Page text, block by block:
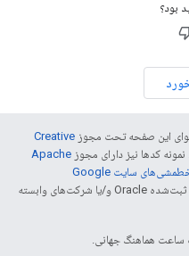
بود؟
این صفحه تحت مجوز Creative
کدها نیز دارای مجوز Apache
خطمشی‌های سایت Google
مراجعه کنید. جاوا علامت تجاری ثبت‌شده Oracle و/یا شرکت‌های وابسته